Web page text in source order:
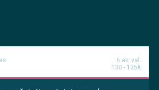
6 ak. val.
130 - 135€